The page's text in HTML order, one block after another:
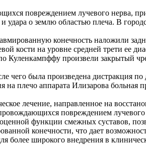
повреждением лучевого нерва,
удара о землю областью плеча. В
конечность наложили
кости на уровне средней трети ее
Куленкампффу произвели закрытый
чего была произведена дистракция
плечо аппарата Илизарова
лечение, направленное на
повреждением
функции смежных суставов,
конечности, что дает
более широкого внедрения в